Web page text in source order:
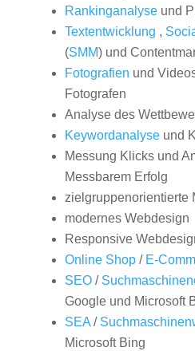
Rankinganalyseund
Textentwicklung ,
(SMM) und
Fotografien und
Fotografen
Analyse des
Keywordanalyseund
Messung Klicks und
Messbarem Erfolg
zielgruppenorientierte
modernes Webdesign
Responsive
Online Shop/ E-
SEO/
Google und Microsoft
SEA/
Microsoft Bing